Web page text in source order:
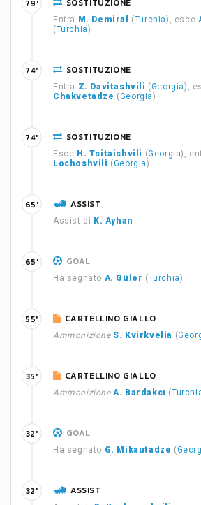
SOSTITUZIONE
Entra M. Demiral (Turchia), esce
(Turchia)
79'
SOSTITUZIONE
Entra Z. Davitashvili (Georgia),
Chakvetadze (Georgia)
74'
SOSTITUZIONE
Esce H. Tsitaishvili (Georgia),
Lochoshvili (Georgia)
74'
ASSIST
Assist di K. Ayhan
65'
GOAL
Ha segnato A. Güler (Turchia)
65'
CARTELLINO GIALLO
Ammonizione S. Kvirkvelia (
55'
CARTELLINO GIALLO
Ammonizione A. Bardakcı (
35'
GOAL
Ha segnato G. Mikautadze (
32'
ASSIST
32'